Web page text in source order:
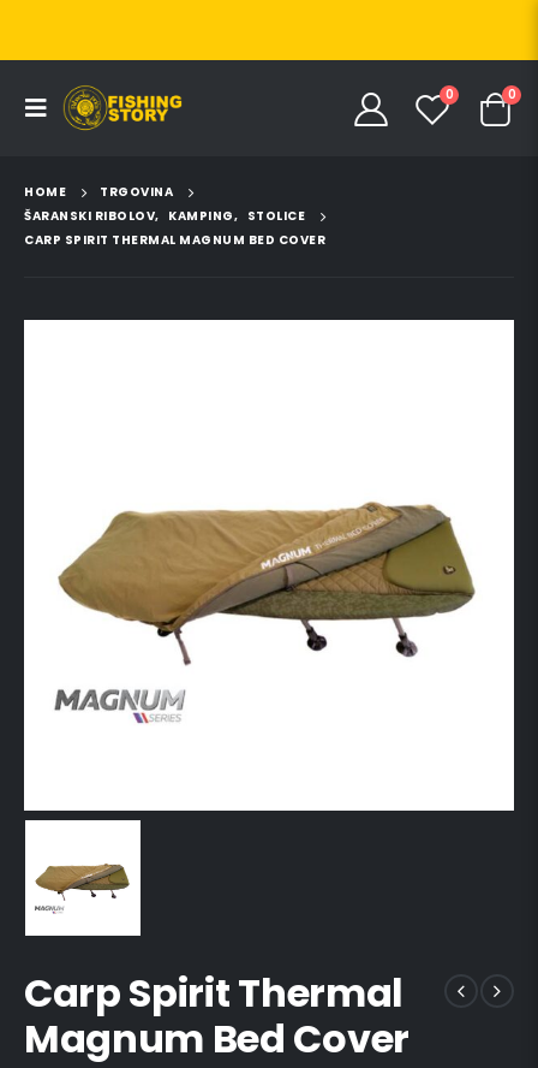
0 0
HOME
TRGOVINA
ŠARANSKI RIBOLOV, KAMPING, STOLICE
CARP SPIRIT THERMAL MAGNUM BED COVER
Carp Spirit Thermal
Magnum Bed Cover